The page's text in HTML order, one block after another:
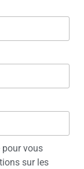
pour vous
sur les